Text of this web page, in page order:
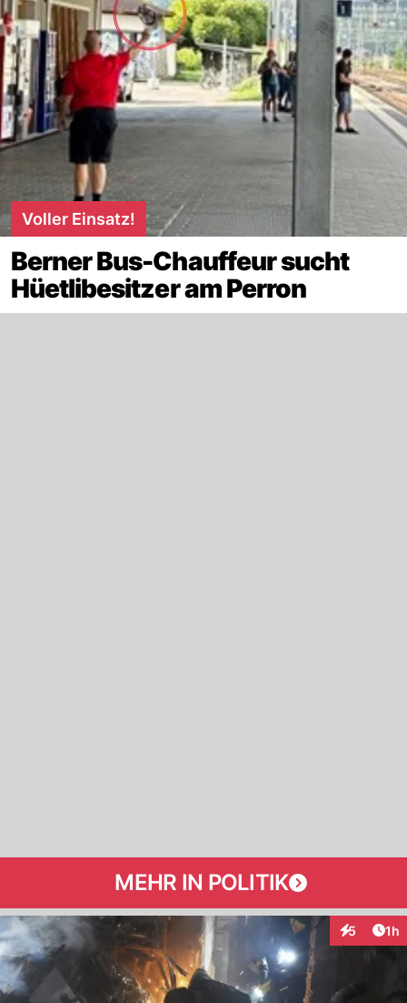
Voller Einsatz!
Berner Bus-Chauffeur sucht
Hüetlibesitzer am Perron
MEHR IN POLITIK
5 1h